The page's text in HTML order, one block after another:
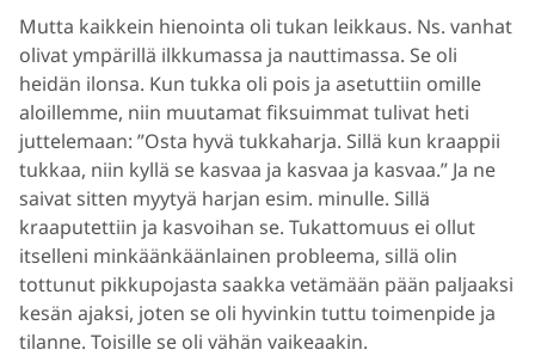
Mutta kaikkein hienointa oli tukan leikkaus. Ns. vanhat
olivat ympärillä ilkkumassa ja nauttimassa. Se oli
heidän ilonsa. Kun tukka oli pois ja asetuttiin omille
aloillemme, niin muutamat fiksuimmat tulivat heti
juttelemaan: ”Osta hyvä tukkaharja. Sillä kun kraappii
tukkaa, niin kyllä se kasvaa ja kasvaa ja kasvaa.” Ja ne
saivat sitten myytyä harjan esim. minulle. Sillä
kraaputettiin ja kasvoihan se. Tukattomuus ei ollut
itselleni minkäänkäänlainen probleema, sillä olin
tottunut pikkupojasta saakka vetämään pään paljaaksi
kesän ajaksi, joten se oli hyvinkin tuttu toimenpide ja
tilanne. Toisille se oli vähän vaikeaakin.